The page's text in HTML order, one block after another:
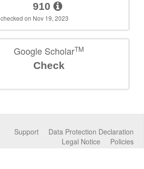
910
checked on Nov 19, 2023
Google ScholarTM
Check
Data Protection Declaration
Support
Policies
Legal Notice